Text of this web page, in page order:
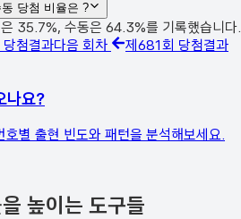
당첨 비율은 ?
35.7%, 수동은 64.3%를 기록했습니다.
당첨결과다음 회차 제 681회 당첨결과
나요?
별 출현 빈도와 패턴을 분석해보세요.
높이는 도구들